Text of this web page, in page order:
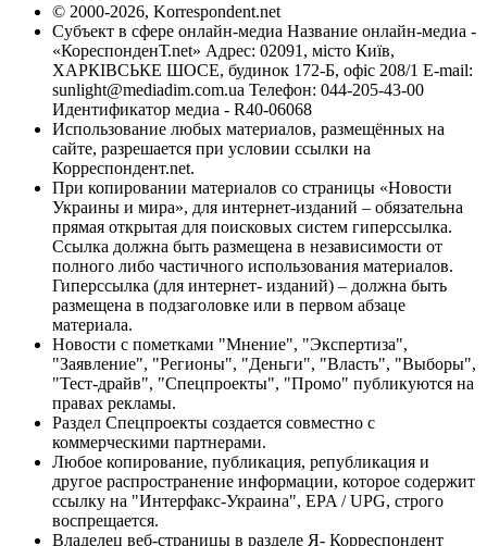
© 2000-2026, Korrespondent.net
Субъект в сфере онлайн-медиа Название онлайн-медиа -
«КореспонденТ.net» Адрес: 02091, місто Київ,
ХАРКІВСЬКЕ ШОСЕ, будинок 172-Б, офіс 208/1 E-mail:
sunlight@mediadim.com.ua Телефон: 044-205-43-00
Идентификатор медиа - R40-06068
Использование любых материалов, размещённых на
сайте, разрешается при условии ссылки на
Корреспондент.net.
При копировании материалов со страницы «Новости
Украины и мира», для интернет-изданий – обязательна
прямая открытая для поисковых систем гиперссылка.
Ссылка должна быть размещена в независимости от
полного либо частичного использования материалов.
Гиперссылка (для интернет- изданий) – должна быть
размещена в подзаголовке или в первом абзаце
материала.
Новости с пометками "Мнение", "Экспертиза",
"Заявление", "Регионы", "Деньги", "Власть", "Выборы",
"Тест-драйв", "Спецпроекты", "Промо" публикуются на
правах рекламы.
Раздел Спецпроекты создается совместно с
коммерческими партнерами.
Любое копирование, публикация, републикация и
другое распространение информации, которое содержит
ссылку на "Интерфакс-Украина", EPA / UPG, строго
воспрещается.
Владелец веб-страницы в разделе Я- Корреспондент